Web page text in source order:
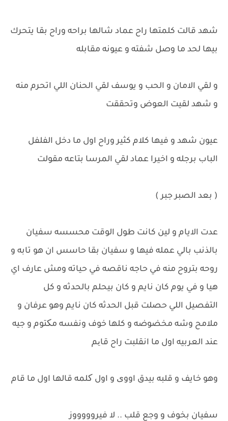
شهد قالت كلمتها راح عماد شالها براحه وراح بقا يتحرك
بيها لحد ما وصل شفته و عيونه مقابله
و لقي الامان و الحب و يوسف لقي الحنان اللي اتحرم منه
و شهد لقيت العوض وتحققت
عيون شهد و فيها كلام كثير وراح اول ما دخل الفلفل
الباب برجله و اخيرا عماد لقي المرسا بتاعه مقولت
( بعد الصبر جبر )
عدت الايام و لين كانت طول الوقت محسسه سفيان
بالذنب بالي عمله فيها و سفيان بقا حاسس ان هو تابه و
روحه بتروح منه في حاجه ناقصه في حياته ومش عارف اي
هيا و في يوم كان نايم و كان بيحلم بالحدثه و كل
التفصيل اللي حصلت قبل الحدثه كان نايم وهو عرفان و
ملامح وشه مخضوضه و كلها خوف ونفسه مکتوم و جيه
عند العربيه اول ما انقلبت راح قایم
وهو خايف و قلبه بيدق اووی و اول کلمه قالها اول ما قام
سفيان بخوف و وجع قلب .. لا فيروووووز